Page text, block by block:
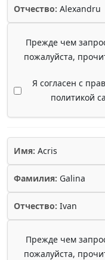
Отчество: Alexandru
Прежде чем
пожалуйста,
Я согласен с
политикой
Имя: Acris
Фамилия: Galina
Отчество: Ivan
Прежде чем
пожалуйста,